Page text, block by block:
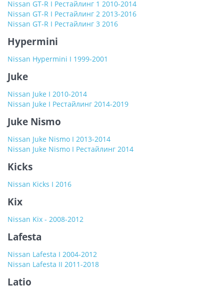
Nissan GT-R I Рестайлинг 1 2010-2014
Nissan GT-R I Рестайлинг 2 2013-2016
Nissan GT-R I Рестайлинг 3 2016
Hypermini
Nissan Hypermini I 1999-2001
Juke
Nissan Juke I 2010-2014
Nissan Juke I Рестайлинг 2014-2019
Juke Nismo
Nissan Juke Nismo I 2013-2014
Nissan Juke Nismo I Рестайлинг 2014
Kicks
Nissan Kicks I 2016
Kix
Nissan Kix - 2008-2012
Lafesta
Nissan Lafesta I 2004-2012
Nissan Lafesta II 2011-2018
Latio